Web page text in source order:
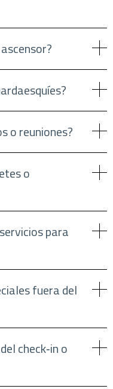
o reuniones?
o
para
fuera del
check‑in o